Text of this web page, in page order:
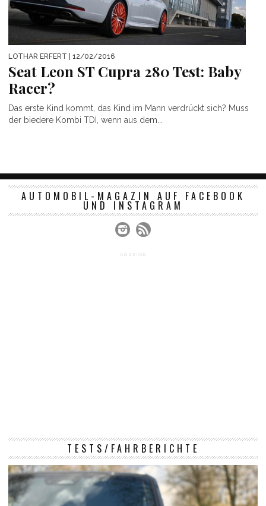
LOTHAR ERFERT | 12/02/2016
Seat Leon ST Cupra 280 Test: Baby
Racer?
Das erste Kind kommt, das Kind im Mann verdrückt sich? Muss
der biedere Kombi TDI, wenn aus dem...
AUTOMOBIL-MAGAZIN AUF FACEBOOK
UND INSTAGRAM
ANZEIGE
TESTS/FAHRBERICHTE